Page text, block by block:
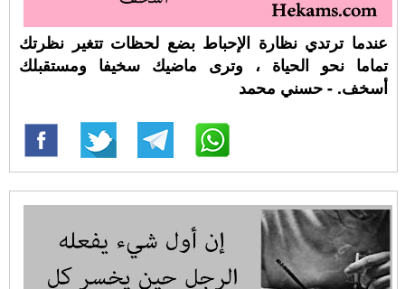
عندما ترتدي نظارة الإحباط بضع لحظات تتغير نظرتك
تماما نحو الحياة ، وترى ماضيك سخيفا ومستقبلك
أسخف. - حسني محمد